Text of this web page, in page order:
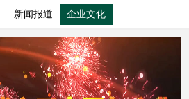
新闻报道 企业文化